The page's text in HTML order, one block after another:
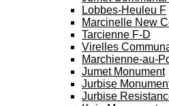
Lobbes-Heuleu F
Marcinelle New
Tarcienne F-D
Virelles
Marchienne-au-
Jumet Monument
Jurbise
Jurbise